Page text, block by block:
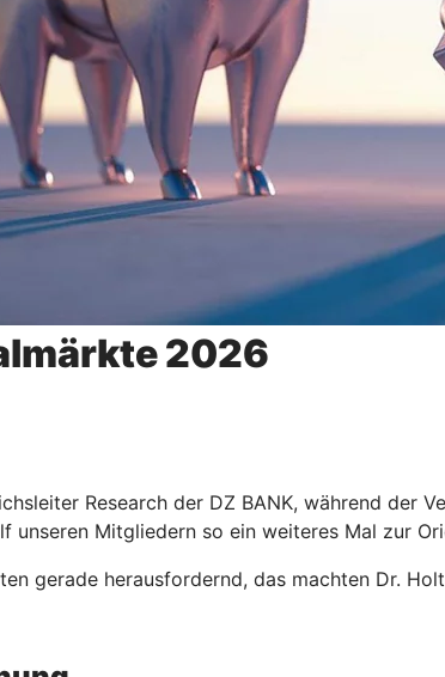
2026
Research der DZ BANK, während der
unseren Mitgliedern so ein weiteres Mal zur
gerade herausfordernd, das machten Dr.